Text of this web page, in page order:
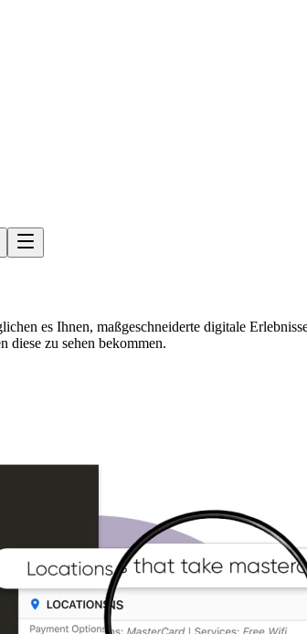
es Ihnen, maßgeschneiderte digitale
diese zu sehen bekommen.